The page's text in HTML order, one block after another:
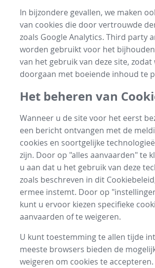
In bijzondere gevallen, we maken
van cookies die door vertrouwde
zoals Google Analytics. Third party
worden gebruikt voor het
van het gebruik van deze site, zodat
doorgaan met boeiende inhoud te
Het beheren van
Wanneer u de site voor het eerst
een bericht ontvangen met de
cookies en soortgelijke
zijn. Door op "alles aanvaarden" te
u aan dat u het gebruik van deze
zoals beschreven in dit
ermee instemt. Door op
kunt u ervoor kiezen specifieke
aanvaarden of te weigeren.
U kunt toestemming te allen tijde
meeste browsers bieden de
weigeren om cookies te